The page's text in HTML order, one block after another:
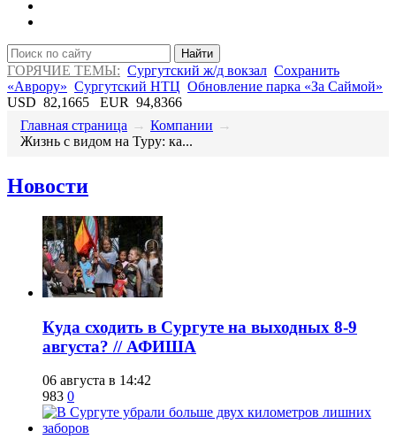
Найти
ГОРЯЧИЕ ТЕМЫ: Сургутский ж/д вокзал Сохранить
«Аврору» Сургутский НТЦ Обновление парка «За Саймой»
USD 82,1665 EUR 94,8366
Главная страница → Компании →
​Жизнь с видом на Туру: ка...
Новости
​Куда сходить в Сургуте на выходных 8-9
августа? // АФИША
06 августа в 14:42
983 0